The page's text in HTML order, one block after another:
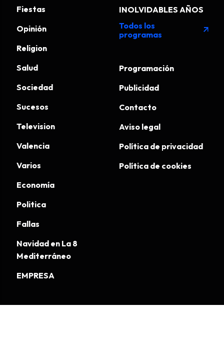
Fiestas
Opinión
Religion
Salud
Sociedad
Sucesos
Television
Valencia
Varios
Economía
Politica
Fallas
Navidad en La 8
Mediterráneo
EMPRESA
INOLVIDABLES AÑOS
Todos los
programas
arrow_outward
Programación
Publicidad
Contacto
Aviso legal
Política de privacidad
Política de cookies